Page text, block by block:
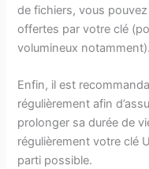
de fichiers, vous
offertes par votre clé
volumineux notamment).
Enfin, il est
régulièrement afin
prolonger sa durée de
régulièrement votre clé
parti possible.